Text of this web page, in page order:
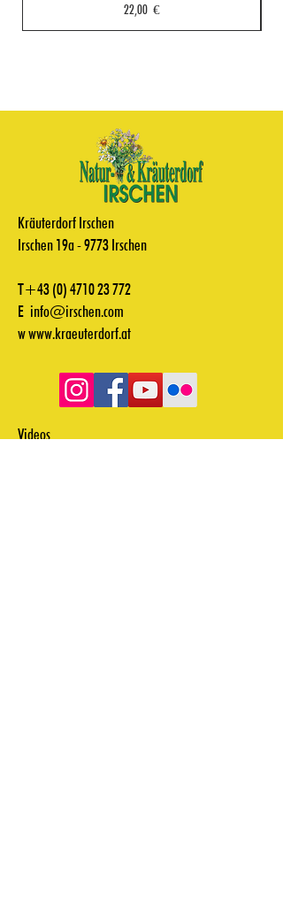
Preis
22,00 €
Kräuterdorf Irschen
Irschen 19a - 9773 Irschen
T+43(0) 4710 23 772
E info@irschen.com
wwww.kraeuterdorf.at
Videos